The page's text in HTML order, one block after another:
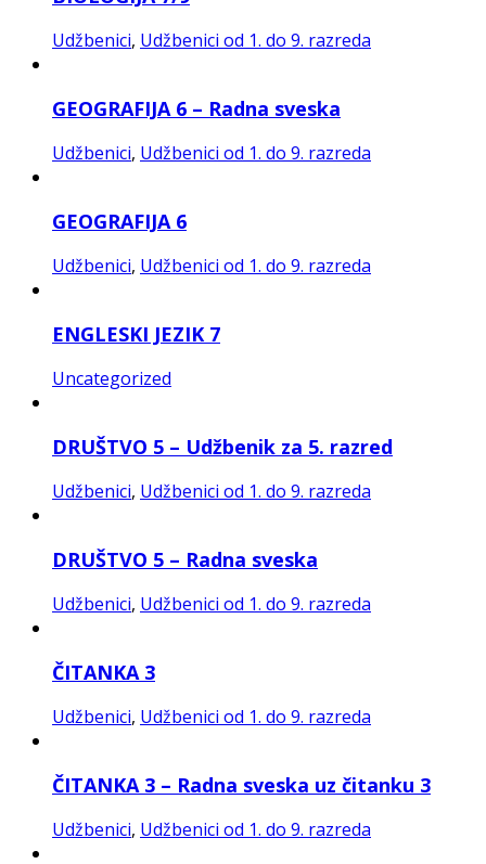
Udžbenici, Udžbenici od 1. do 9. razreda
GEOGRAFIJA 6 – Radna sveska
Udžbenici, Udžbenici od 1. do 9. razreda
GEOGRAFIJA 6
Udžbenici, Udžbenici od 1. do 9. razreda
ENGLESKI JEZIK 7
Uncategorized
DRUŠTVO 5 – Udžbenik za 5. razred
Udžbenici, Udžbenici od 1. do 9. razreda
DRUŠTVO 5 – Radna sveska
Udžbenici, Udžbenici od 1. do 9. razreda
ČITANKA 3
Udžbenici, Udžbenici od 1. do 9. razreda
ČITANKA 3 – Radna sveska uz čitanku 3
Udžbenici, Udžbenici od 1. do 9. razreda